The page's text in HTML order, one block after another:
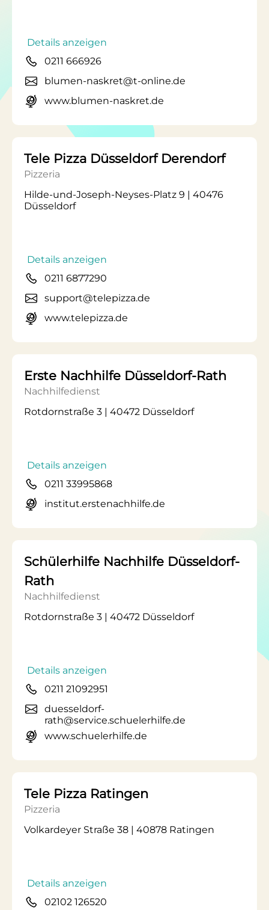
Details anzeigen
0211 666926
blumen-naskret@t-online.de
www.blumen-naskret.de
Tele Pizza Düsseldorf Derendorf
Pizzeria
Hilde-und-Joseph-Neyses-Platz 9 | 40476
Düsseldorf
Details anzeigen
0211 6877290
support@telepizza.de
www.telepizza.de
Erste Nachhilfe Düsseldorf-Rath
Nachhilfedienst
Rotdornstraße 3 | 40472 Düsseldorf
Details anzeigen
0211 33995868
institut.erstenachhilfe.de
Schülerhilfe Nachhilfe Düsseldorf-
Rath
Nachhilfedienst
Rotdornstraße 3 | 40472 Düsseldorf
Details anzeigen
0211 21092951
duesseldorf-
rath@service.schuelerhilfe.de
www.schuelerhilfe.de
Tele Pizza Ratingen
Pizzeria
Volkardeyer Straße 38 | 40878 Ratingen
Details anzeigen
02102 126520